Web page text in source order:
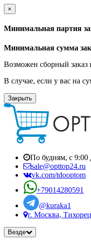
×
Минимальная партия
Минимальная сумма
Возможен сборный заказ
В случае, если у вас на
Закрыть
По будням, с 9:00
sale@opttop24.ru
vk.com/tdooptom
+79014280591
@kuraka1
г. Москва,
Везде